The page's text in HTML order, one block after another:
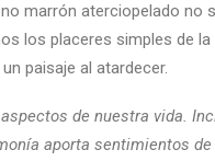
marrón aterciopelado no
los placeres simples de
paisaje al atardecer.
de nuestra vida.
aporta sentimientos